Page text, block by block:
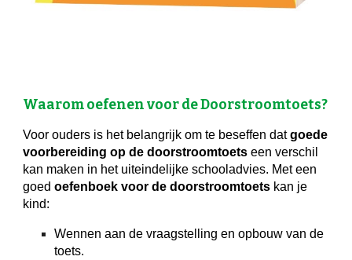
Waarom oefenen voor de Doorstroomtoets?
Voor ouders is het belangrijk om te beseffen datgoede
voorbereiding op de doorstroomtoets een verschil
kan maken in het uiteindelijke schooladvies. Met een
goedoefenboek voor de doorstroomtoets kan je
kind:
Wennen aan de vraagstelling en opbouw van de
toets.